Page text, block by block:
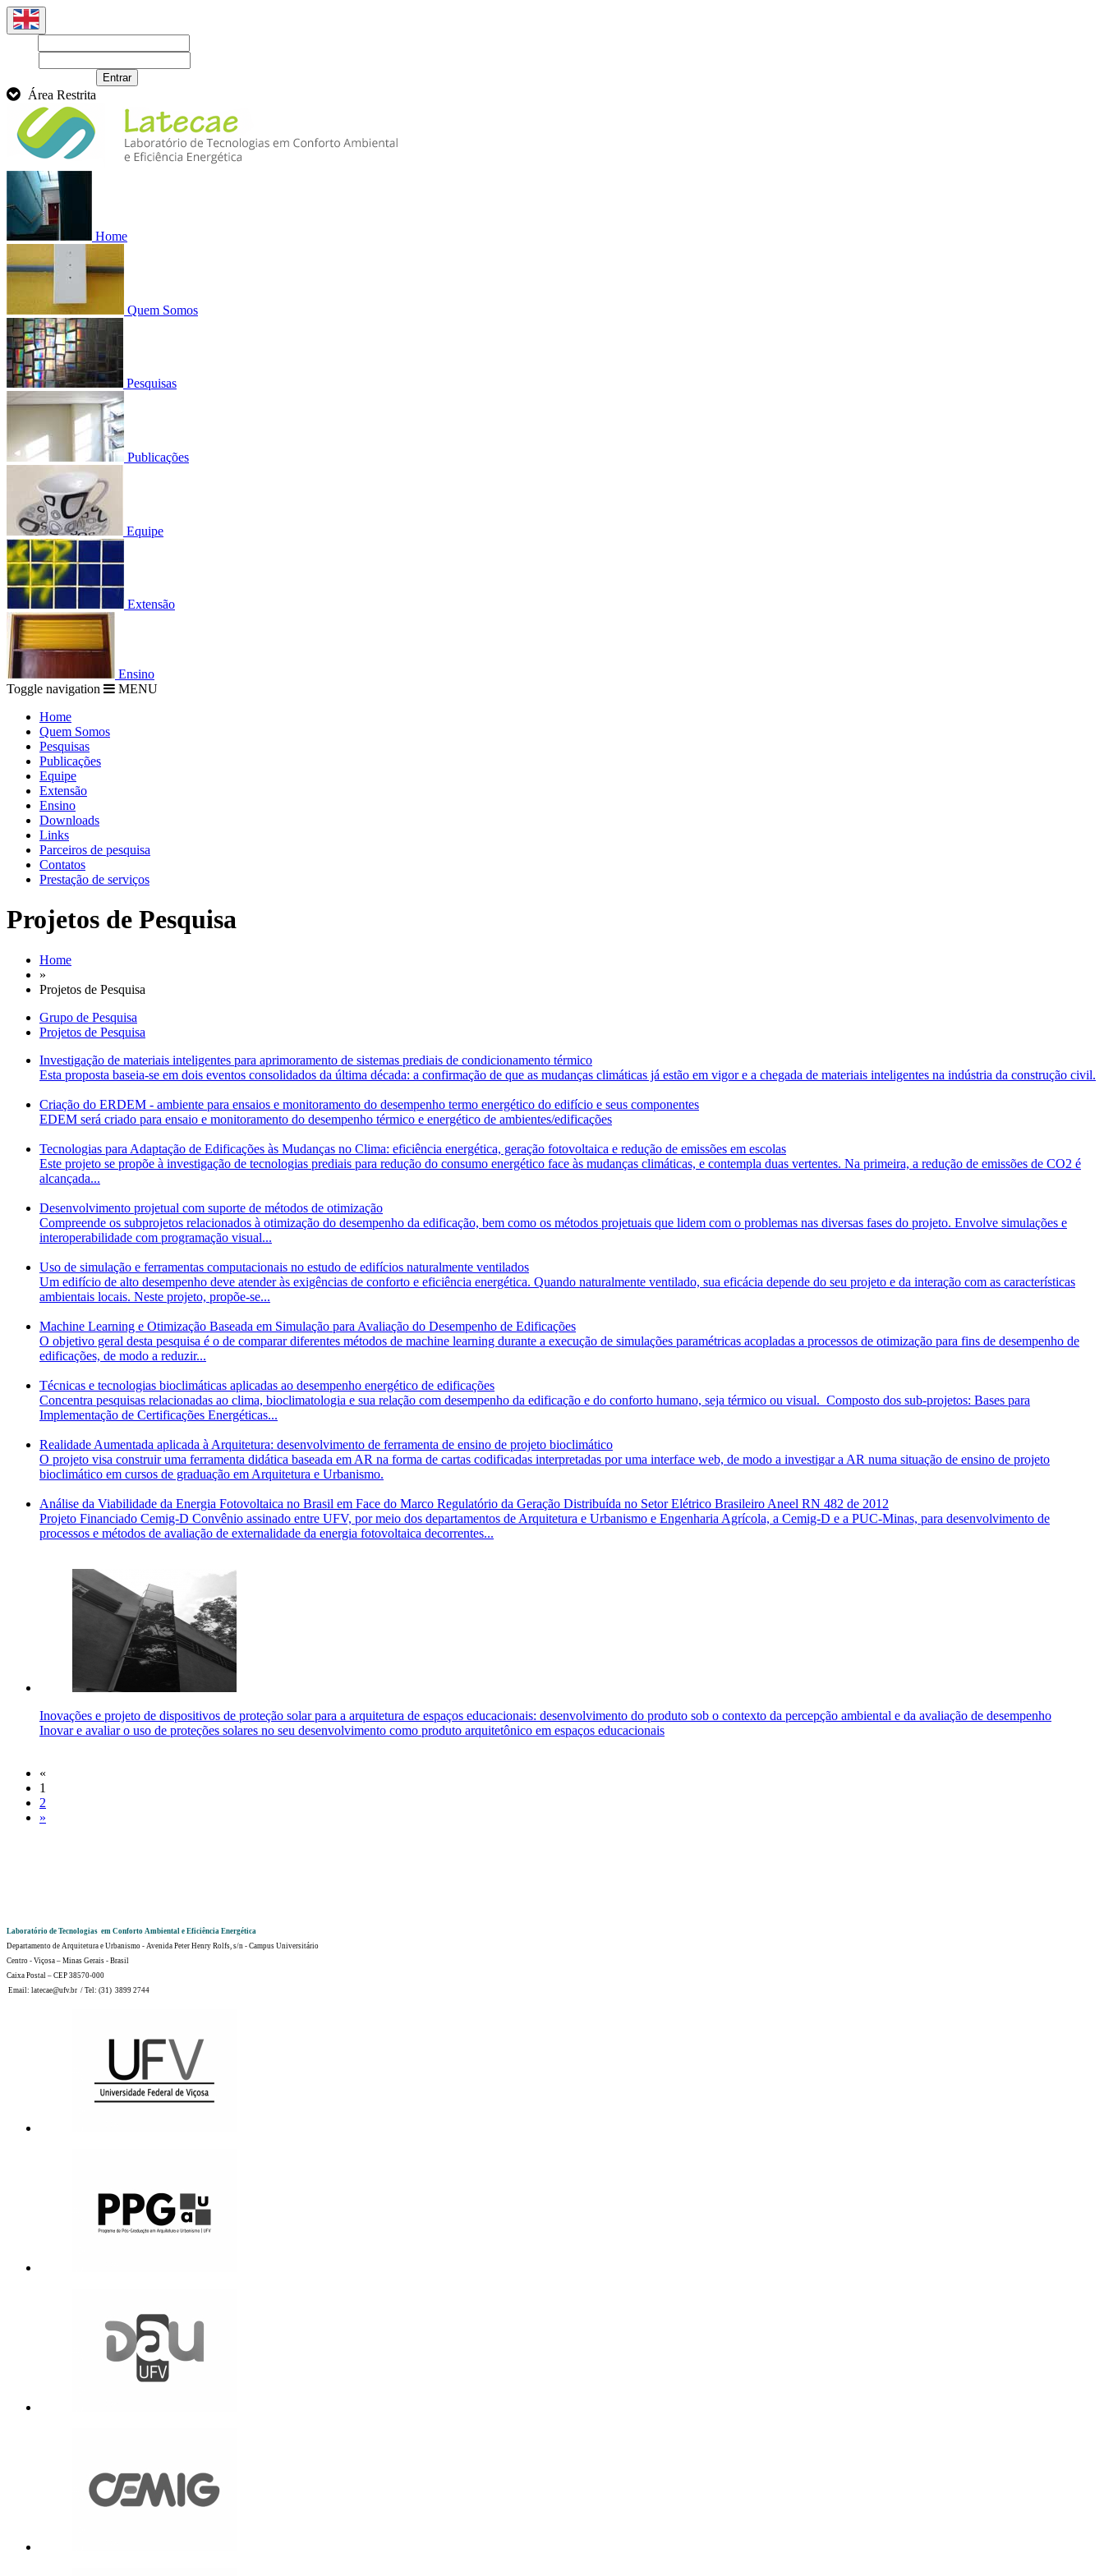
Entrar
Área Restrita
Home
Quem Somos
Pesquisas
Publicações
Equipe
Extensão
Ensino
Toggle navigation
MENU
Home
Quem Somos
Pesquisas
Publicações
Equipe
Extensão
Ensino
Downloads
Links
Parceiros de pesquisa
Contatos
Prestação de serviços
Projetos de Pesquisa
Home
»
Projetos de Pesquisa
Grupo de Pesquisa
Projetos de Pesquisa
Investigação de materiais inteligentes para aprimoramento de sistemas prediais de condicionamento térmico
Esta proposta baseia-se em dois eventos consolidados da última década: a confirmação de que as mudanças climáticas já estão em vigor e a chegada de materiais inteligentes na indústria da construção civil.
Criação do ERDEM - ambiente para ensaios e monitoramento do desempenho termo energético do edifício e seus componentes
EDEM será criado para ensaio e monitoramento do desempenho térmico e energético de ambientes/edificações
Tecnologias para Adaptação de Edificações às Mudanças no Clima: eficiência energética, geração fotovoltaica e redução de emissões em escolas
Este projeto se propõe à investigação de tecnologias prediais para redução do consumo energético face às mudanças climáticas, e contempla duas vertentes. Na primeira, a redução de emissões de CO2 é
alcançada...
Desenvolvimento projetual com suporte de métodos de otimização
Compreende os subprojetos relacionados à otimização do desempenho da edificação, bem como os métodos projetuais que lidem com o problemas nas diversas fases do projeto. Envolve simulações e
interoperabilidade com programação visual...
Uso de simulação e ferramentas computacionais no estudo de edifícios naturalmente ventilados
Um edifício de alto desempenho deve atender às exigências de conforto e eficiência energética. Quando naturalmente ventilado, sua eficácia depende do seu projeto e da interação com as características
ambientais locais. Neste projeto, propõe-se...
Machine Learning e Otimização Baseada em Simulação para Avaliação do Desempenho de Edificações
O objetivo geral desta pesquisa é o de comparar diferentes métodos de machine learning durante a execução de simulações paramétricas acopladas a processos de otimização para fins de desempenho de
edificações, de modo a reduzir...
Técnicas e tecnologias bioclimáticas aplicadas ao desempenho energético de edificações
Concentra pesquisas relacionadas ao clima, bioclimatologia e sua relação com desempenho da edificação e do conforto humano, seja térmico ou visual. Composto dos sub-projetos: Bases para
Implementação de Certificações Energéticas...
Realidade Aumentada aplicada à Arquitetura: desenvolvimento de ferramenta de ensino de projeto bioclimático
O projeto visa construir uma ferramenta didática baseada em AR na forma de cartas codificadas interpretadas por uma interface web, de modo a investigar a AR numa situação de ensino de projeto
bioclimático em cursos de graduação em Arquitetura e Urbanismo.
Análise da Viabilidade da Energia Fotovoltaica no Brasil em Face do Marco Regulatório da Geração Distribuída no Setor Elétrico Brasileiro Aneel RN 482 de 2012
Projeto Financiado Cemig-D Convênio assinado entre UFV, por meio dos departamentos de Arquitetura e Urbanismo e Engenharia Agrícola, a Cemig-D e a PUC-Minas, para desenvolvimento de
processos e métodos de avaliação de externalidade da energia fotovoltaica decorrentes...
Inovações e projeto de dispositivos de proteção solar para a arquitetura de espaços educacionais: desenvolvimento do produto sob o contexto da percepção ambiental e da avaliação de desempenho
Inovar e avaliar o uso de proteções solares no seu desenvolvimento como produto arquitetônico em espaços educacionais
«
1
2
»
Laboratório de Tecnologias em Conforto Ambiental e Eficiência Energética
Departamento de Arquitetura e Urbanismo - Avenida Peter Henry Rolfs, s/n - Campus Universitário
Centro - Viçosa – Minas Gerais - Brasil
Caixa Postal – CEP 38570-000
Email: latecae@ufv.br / Tel: (31) 3899 2744